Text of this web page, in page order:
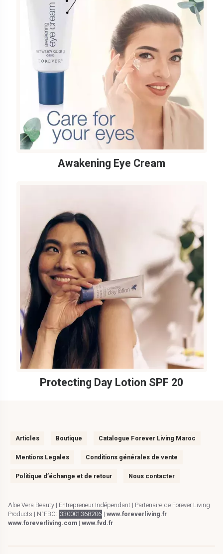
Awakening Eye Cream
Protecting Day Lotion SPF 20
Articles Boutique Catalogue Forever Living Maroc
Mentions Legales Conditions générales de vente
Politique d’échange et de retour Nous contacter
Aloe Vera Beauty | Entrepreneur Indépendant | Partenaire de Forever Living
Products | N°FBO: 330001368206 | www.foreverliving.fr|
www.foreverliving.com |www.fvd.fr